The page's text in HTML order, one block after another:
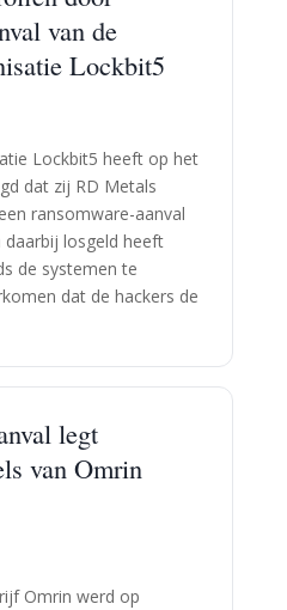
van de
Lockbit5
Lockbit5 heeft op het
dat zij RD Metals
ransomware-aanval
losgeld heeft
de systemen te
dat de hackers de
legt
van Omrin
Omrin werd op